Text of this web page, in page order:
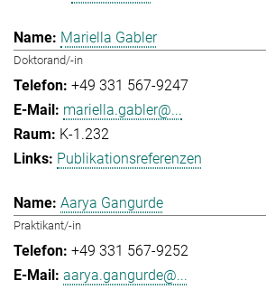
Mariella Gabler
Doktorand/-in
+49 331 567-9247
mariella.gabler@...
K-1.232
Publikationsreferenzen
Aarya Gangurde
Praktikant/-in
+49 331 567-9252
aarya.gangurde@...